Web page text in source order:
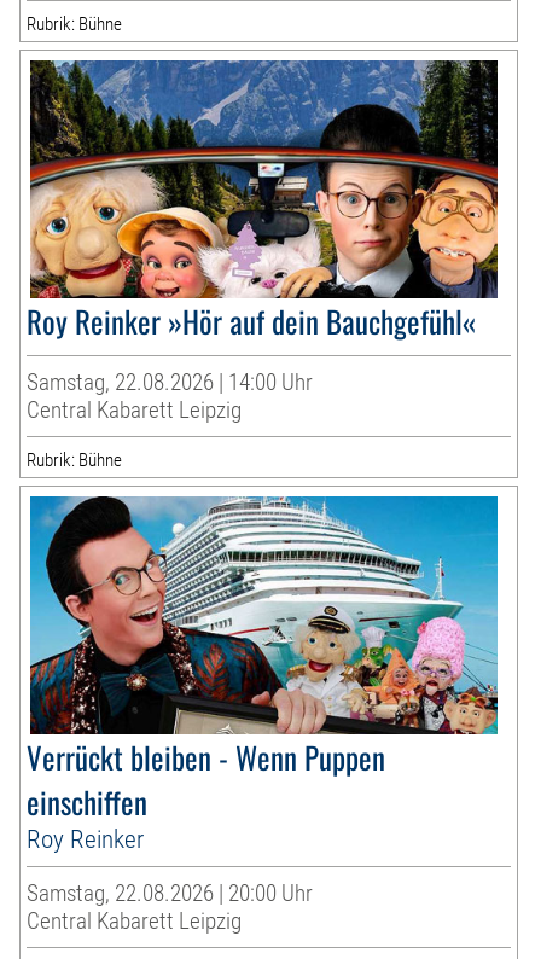
Rubrik: Bühne
Roy Reinker »Hör auf dein Bauchgefühl«
Samstag, 22.08.2026 | 14:00 Uhr
Central Kabarett Leipzig
Rubrik: Bühne
Verrückt bleiben - Wenn Puppen
einschiffen
Roy Reinker
Samstag, 22.08.2026 | 20:00 Uhr
Central Kabarett Leipzig